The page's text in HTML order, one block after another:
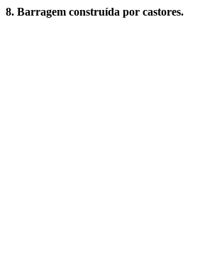
8. Barragem construída por castores.